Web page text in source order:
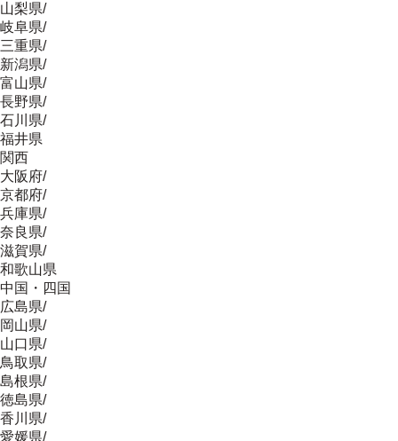
山梨県/
岐阜県/
三重県/
新潟県/
富山県/
長野県/
石川県/
福井県
関西
大阪府/
京都府/
兵庫県/
奈良県/
滋賀県/
和歌山県
中国・四国
広島県/
岡山県/
山口県/
鳥取県/
島根県/
徳島県/
香川県/
愛媛県/